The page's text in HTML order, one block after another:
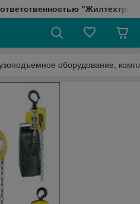
оборудование,